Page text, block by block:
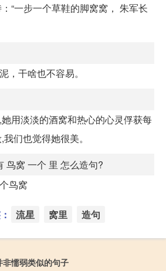
“一步一个草鞋的脚窝窝， 朱军长
，干啥也不容易。
用淡淡的酒窝和热心的心灵俘获每
们也觉得她很美。
鸟窝 一个 里 怎么造句?
鸟窝
流星 窝里 造句
懦弱类似的句子